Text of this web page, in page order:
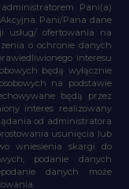
administratorem Pani(a)
Pani/Pana dane
usług/ ofertowania na
o ochronie danych
interesu
będą wyłącznie
na podstawie
będą przez
interes realizowany
od administratora
usunięcia lub
wniesienia skargi do
podanie danych
danych może